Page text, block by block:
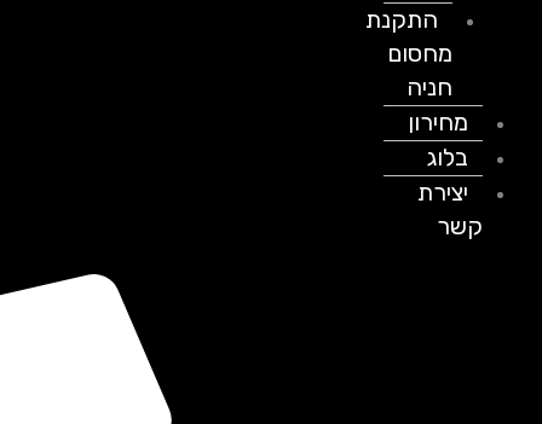
התקנת
מחסום
חניה
מחירון
בלוג
יצירת
קשר